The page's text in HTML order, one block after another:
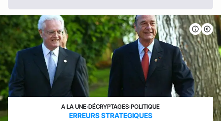
A LA UNE›DÉCRYPTAGES›POLITIQUE
ERREURS STRATEGIQUES